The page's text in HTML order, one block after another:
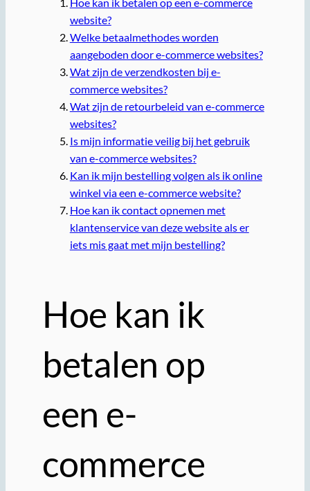
website?
Welke betaalmethodes worden
aangeboden door e-commerce websites?
Wat zijn de verzendkosten bij e-
commerce websites?
Wat zijn de retourbeleid van e-commerce
websites?
Is mijn informatie veilig bij het gebruik
van e-commerce websites?
Kan ik mijn bestelling volgen als ik online
winkel via een e-commerce website?
Hoe kan ik contact opnemen met
klantenservice van deze website als er
iets mis gaat met mijn bestelling?
Hoe kan ik
betalen op
een e-
commerce